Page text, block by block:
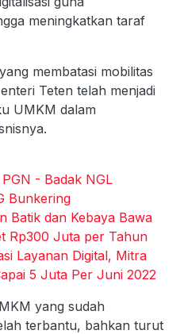
meningkatkan taraf
membatasi mobilitas
Teten telah menjadi
UMKM dalam
- Badak NGL
Bunkering
Batik dan Kebaya Bawa
Rp300 Juta per Tahun
Layanan Digital, Mitra
5 Juta Per Juni 2022
yang sudah
terbantu, bahkan turut